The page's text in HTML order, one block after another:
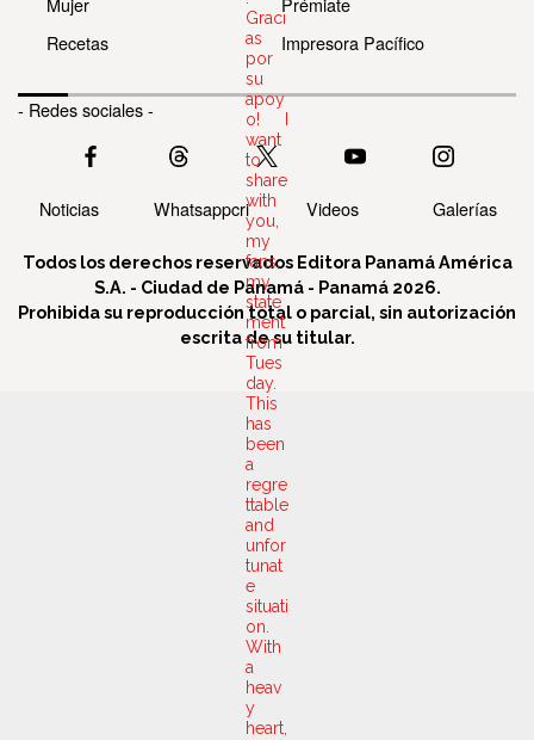
Graci
as
por
su
apoy
o! I
want
to
share
with
you,
my
fans,
my
state
ment
from
Tues
day.
This
has
been
a
regre
ttable
and
unfor
tunat
e
situati
on.
With
a
heav
y
heart,
Recetas
Impresora Pacífico
- Redes sociales -
Noticias Whatsappcri Videos Galerías
Todos los derechos reservados Editora Panamá América
S.A. - Ciudad de Panamá - Panamá 2026.
Prohibida su reproducción total o parcial, sin autorización
escrita de su titular.